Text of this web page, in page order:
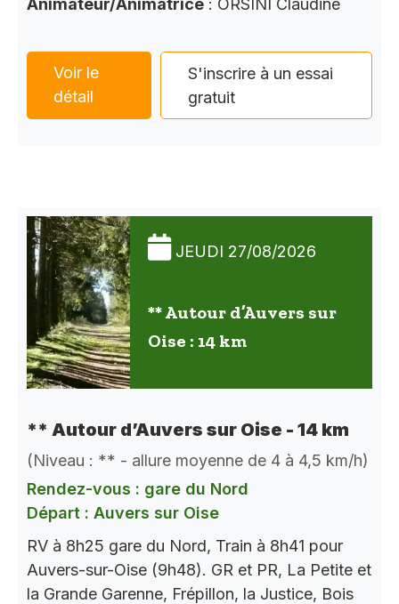
Animateur/Animatrice : ORSINI Claudine
Voir le
détail
S'inscrire à un essai
gratuit
JEUDI 27/08/2026
** Autour d’Auvers sur
Oise : 14 km
** Autour d’Auvers sur Oise - 14 km
(Niveau : ** - allure moyenne de 4 à 4,5 km/h)
Rendez-vous : gare du Nord
Départ : Auvers sur Oise
RV à 8h25 gare du Nord, Train à 8h41 pour
Auvers-sur-Oise (9h48). GR et PR, La Petite et
la Grande Garenne, Frépillon, la Justice, Bois